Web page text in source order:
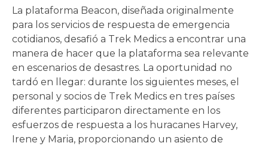
La plataforma Beacon, diseñada originalmente
para los servicios de respuesta de emergencia
cotidianos, desafió a Trek Medics a encontrar una
manera de hacer que la plataforma sea relevante
en escenarios de desastres. La oportunidad no
tardó en llegar: durante los siguientes meses, el
personal y socios de Trek Medics en tres países
diferentes participaron directamente en los
esfuerzos de respuesta a los huracanes Harvey,
Irene y Maria, proporcionando un asiento de